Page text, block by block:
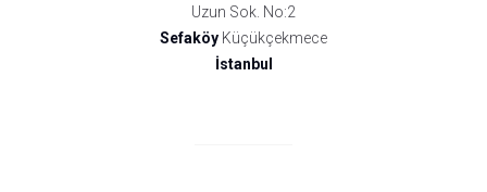
Uzun Sok. No:2
Sefaköy Küçükçekmece
İstanbul